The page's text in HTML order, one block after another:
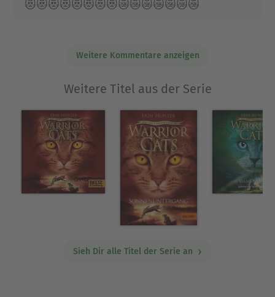
😻😻😻😻😻😻😻😻😿😿😿😿😿😿😿
Weitere Kommentare anzeigen
Weitere Titel aus der Serie
Sieh Dir alle Titel der Serie an